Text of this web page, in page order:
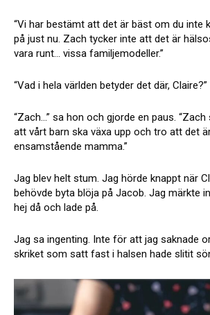
“Vi har bestämt att det är bäst om du inte
på just nu. Zach tycker inte att det är
vara runt… vissa familjemodeller.”
“Vad i hela världen betyder det där,
“Zach…” sa hon och gjorde en paus.
att vårt barn ska växa upp och tro att det
ensamstående mamma.”
Jag blev helt stum. Jag hörde knappt när
behövde byta blöja på Jacob. Jag märkte
hej då och lade på.
Jag sa ingenting. Inte för att jag saknade
skriket som satt fast i halsen hade slitit